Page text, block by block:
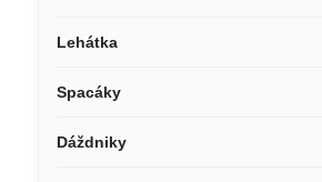
Lehátka
Spacáky
Dáždniky